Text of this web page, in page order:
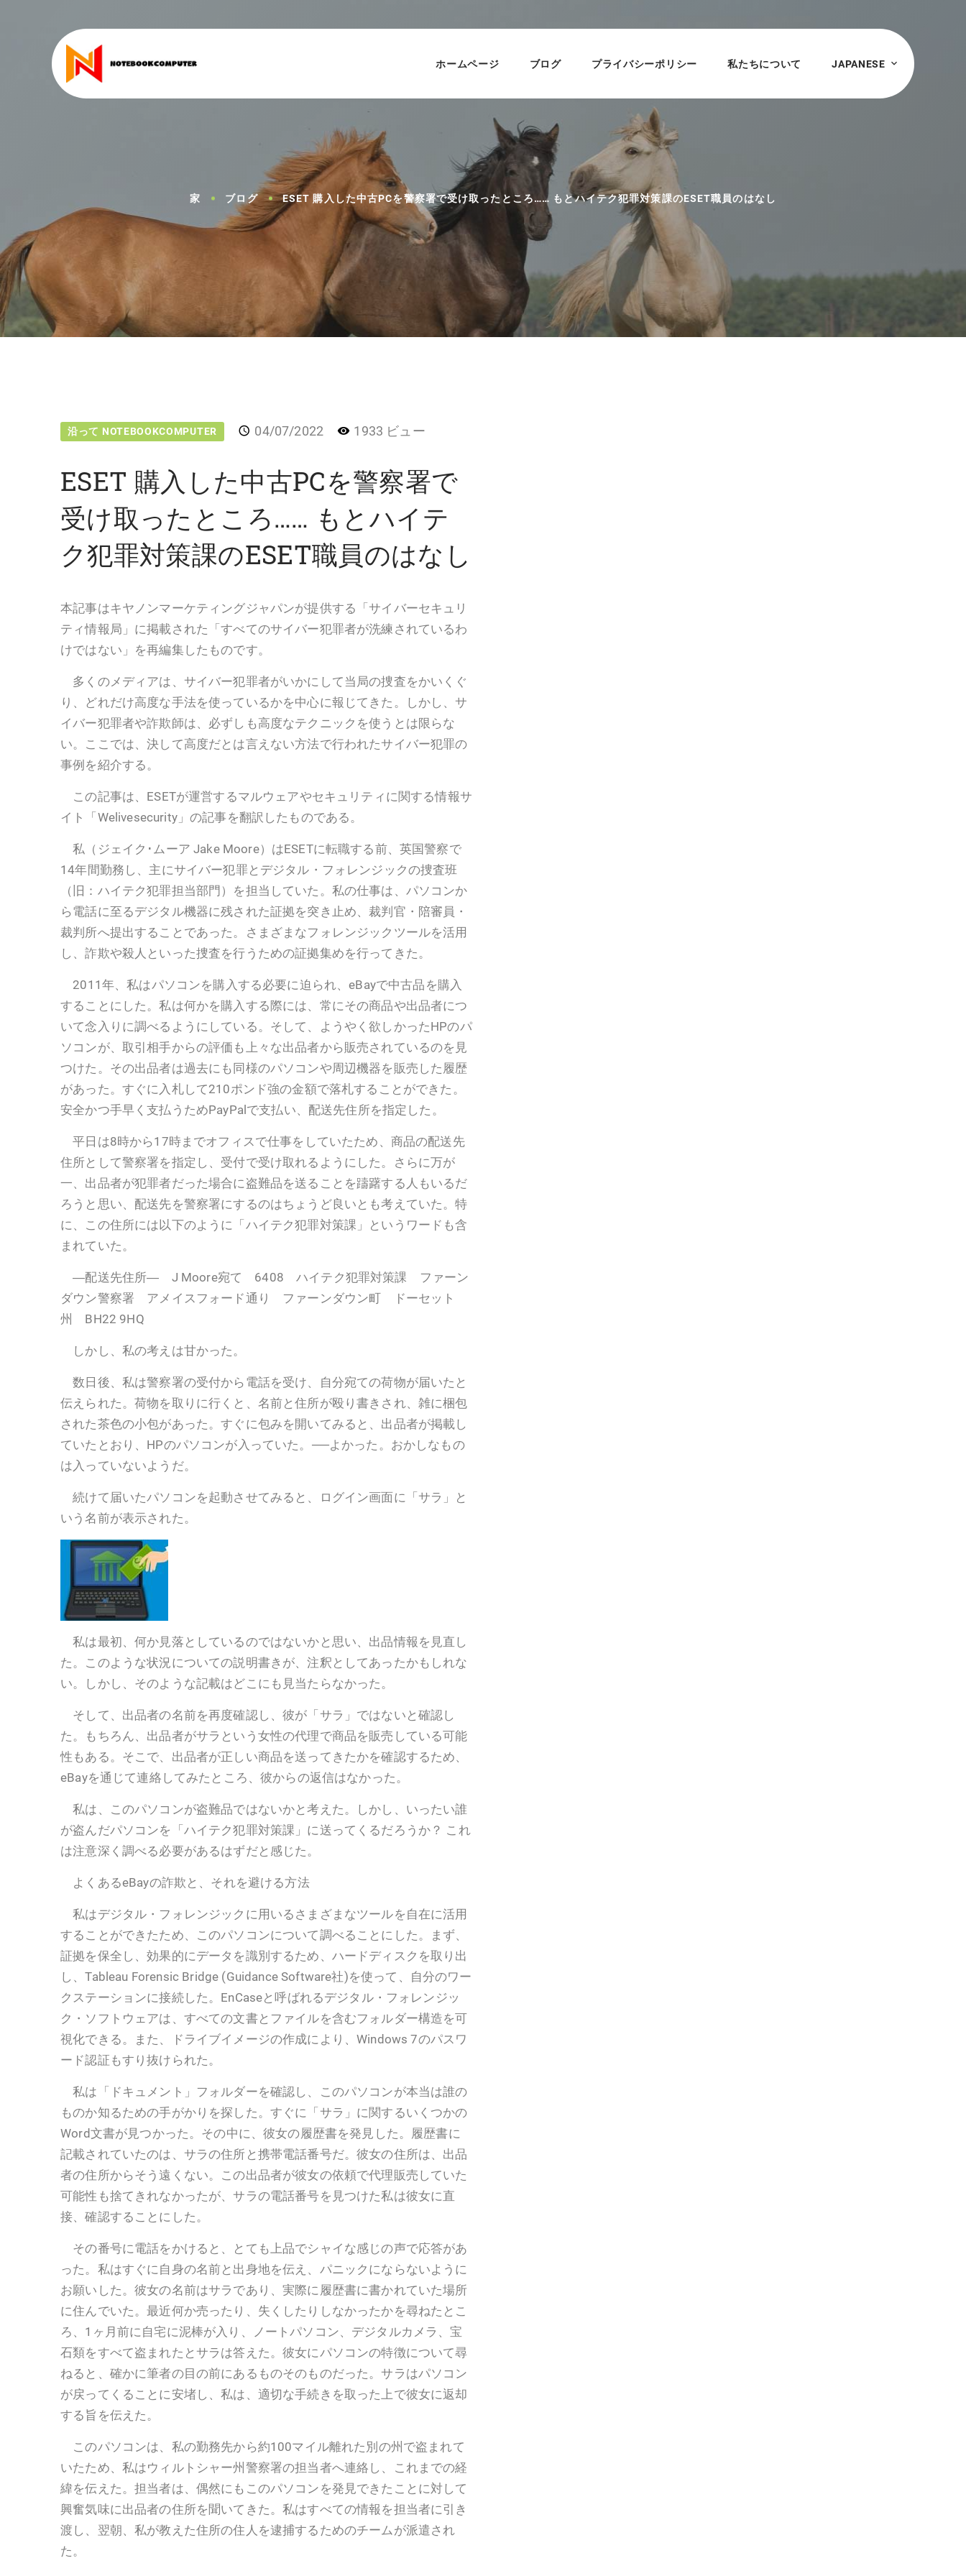
ホームページ ブログ プライバシーポリシー 私たちについて JAPANESE
家 ブログ ESET 購入した中古PCを警察署で受け取ったところ…… もとハイテク犯罪対策課のESET職員のはなし
沿って NOTEBOOKCOMPUTER 04/07/2022 1933 ビュー
ESET 購入した中古PCを警察署で
受け取ったところ…… もとハイテ
ク犯罪対策課のESET職員のはなし
本記事はキヤノンマーケティングジャパンが提供する「サイバーセキュリ
ティ情報局」に掲載された「すべてのサイバー犯罪者が洗練されているわ
けではない」を再編集したものです。
多くのメディアは、サイバー犯罪者がいかにして当局の捜査をかいくぐ
り、どれだけ高度な手法を使っているかを中心に報じてきた。しかし、サ
イバー犯罪者や詐欺師は、必ずしも高度なテクニックを使うとは限らな
い。ここでは、決して高度だとは言えない方法で行われたサイバー犯罪の
事例を紹介する。
この記事は、ESETが運営するマルウェアやセキュリティに関する情報サ
イト「Welivesecurity」の記事を翻訳したものである。
私（ジェイク･ムーア Jake Moore）はESETに転職する前、英国警察で
14年間勤務し、主にサイバー犯罪とデジタル・フォレンジックの捜査班
（旧：ハイテク犯罪担当部門）を担当していた。私の仕事は、パソコンか
ら電話に至るデジタル機器に残された証拠を突き止め、裁判官・陪審員・
裁判所へ提出することであった。さまざまなフォレンジックツールを活用
し、詐欺や殺人といった捜査を行うための証拠集めを行ってきた。
2011年、私はパソコンを購入する必要に迫られ、eBayで中古品を購入
することにした。私は何かを購入する際には、常にその商品や出品者につ
いて念入りに調べるようにしている。そして、ようやく欲しかったHPのパ
ソコンが、取引相手からの評価も上々な出品者から販売されているのを見
つけた。その出品者は過去にも同様のパソコンや周辺機器を販売した履歴
があった。すぐに入札して210ポンド強の金額で落札することができた。
安全かつ手早く支払うためPayPalで支払い、配送先住所を指定した。
平日は8時から17時までオフィスで仕事をしていたため、商品の配送先
住所として警察署を指定し、受付で受け取れるようにした。さらに万が
一、出品者が犯罪者だった場合に盗難品を送ることを躊躇する人もいるだ
ろうと思い、配送先を警察署にするのはちょうど良いとも考えていた。特
に、この住所には以下のように「ハイテク犯罪対策課」というワードも含
まれていた。
―配送先住所― J Moore宛て 6408 ハイテク犯罪対策課 ファーン
ダウン警察署 アメイスフォード通り ファーンダウン町 ドーセット
州 BH22 9HQ
しかし、私の考えは甘かった。
数日後、私は警察署の受付から電話を受け、自分宛ての荷物が届いたと
伝えられた。荷物を取りに行くと、名前と住所が殴り書きされ、雑に梱包
された茶色の小包があった。すぐに包みを開いてみると、出品者が掲載し
ていたとおり、HPのパソコンが入っていた。──よかった。おかしなもの
は入っていないようだ。
続けて届いたパソコンを起動させてみると、ログイン画面に「サラ」と
いう名前が表示された。
私は最初、何か見落としているのではないかと思い、出品情報を見直し
た。このような状況についての説明書きが、注釈としてあったかもしれな
い。しかし、そのような記載はどこにも見当たらなかった。
そして、出品者の名前を再度確認し、彼が「サラ」ではないと確認し
た。もちろん、出品者がサラという女性の代理で商品を販売している可能
性もある。そこで、出品者が正しい商品を送ってきたかを確認するため、
eBayを通じて連絡してみたところ、彼からの返信はなかった。
私は、このパソコンが盗難品ではないかと考えた。しかし、いったい誰
が盗んだパソコンを「ハイテク犯罪対策課」に送ってくるだろうか？ これ
は注意深く調べる必要があるはずだと感じた。
よくあるeBayの詐欺と、それを避ける方法
私はデジタル・フォレンジックに用いるさまざまなツールを自在に活用
することができたため、このパソコンについて調べることにした。まず、
証拠を保全し、効果的にデータを識別するため、ハードディスクを取り出
し、Tableau Forensic Bridge (Guidance Software社)を使って、自分のワー
クステーションに接続した。EnCaseと呼ばれるデジタル・フォレンジッ
ク・ソフトウェアは、すべての文書とファイルを含むフォルダー構造を可
視化できる。また、ドライブイメージの作成により、Windows 7のパスワ
ード認証もすり抜けられた。
私は「ドキュメント」フォルダーを確認し、このパソコンが本当は誰の
ものか知るための手がかりを探した。すぐに「サラ」に関するいくつかの
Word文書が見つかった。その中に、彼女の履歴書を発見した。履歴書に
記載されていたのは、サラの住所と携帯電話番号だ。彼女の住所は、出品
者の住所からそう遠くない。この出品者が彼女の依頼で代理販売していた
可能性も捨てきれなかったが、サラの電話番号を見つけた私は彼女に直
接、確認することにした。
その番号に電話をかけると、とても上品でシャイな感じの声で応答があ
った。私はすぐに自身の名前と出身地を伝え、パニックにならないように
お願いした。彼女の名前はサラであり、実際に履歴書に書かれていた場所
に住んでいた。最近何か売ったり、失くしたりしなかったかを尋ねたとこ
ろ、1ヶ月前に自宅に泥棒が入り、ノートパソコン、デジタルカメラ、宝
石類をすべて盗まれたとサラは答えた。彼女にパソコンの特徴について尋
ねると、確かに筆者の目の前にあるものそのものだった。サラはパソコン
が戻ってくることに安堵し、私は、適切な手続きを取った上で彼女に返却
する旨を伝えた。
このパソコンは、私の勤務先から約100マイル離れた別の州で盗まれて
いたため、私はウィルトシャー州警察署の担当者へ連絡し、これまでの経
緯を伝えた。担当者は、偶然にもこのパソコンを発見できたことに対して
興奮気味に出品者の住所を聞いてきた。私はすべての情報を担当者に引き
渡し、翌朝、私が教えた住所の住人を逮捕するためのチームが派遣され
た。